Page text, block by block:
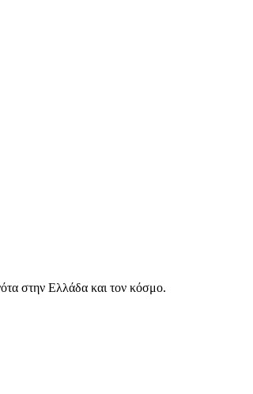
στην Ελλάδα και τον κόσμο.